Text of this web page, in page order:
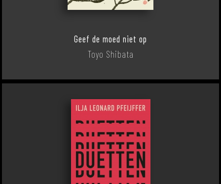
Geef de moed niet op
Toyo Shibata